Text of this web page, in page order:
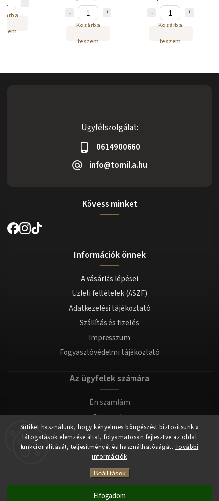
Sütiket használunk, hogy kényelmes böngészést biztosítsunk a
látogatások elemzése által, folyamatosan fejlesztve az oldal
funkcionalitását, teljesítményét és használhatóságát. További
információk
Beállítások
Elfogadom
Kosárba
teszem
Kosárba
teszem
Ügyfélszolgálat:
0614900660
info@tomilla.hu
Kövess minket
Információk önnek
A vásárlás lépései
Üzleti feltételek (ÁSZF)
Adatkezelési tájékoztató
Szállítás és fizetés
Impresszum
Fogyasztóvédelmi tájékoztató
Az ügyfelek számára
Én számlám
Bejegyzés
Bejelentkezés
Copyright 2026tomilla.hu. Minden jog fenntartva.